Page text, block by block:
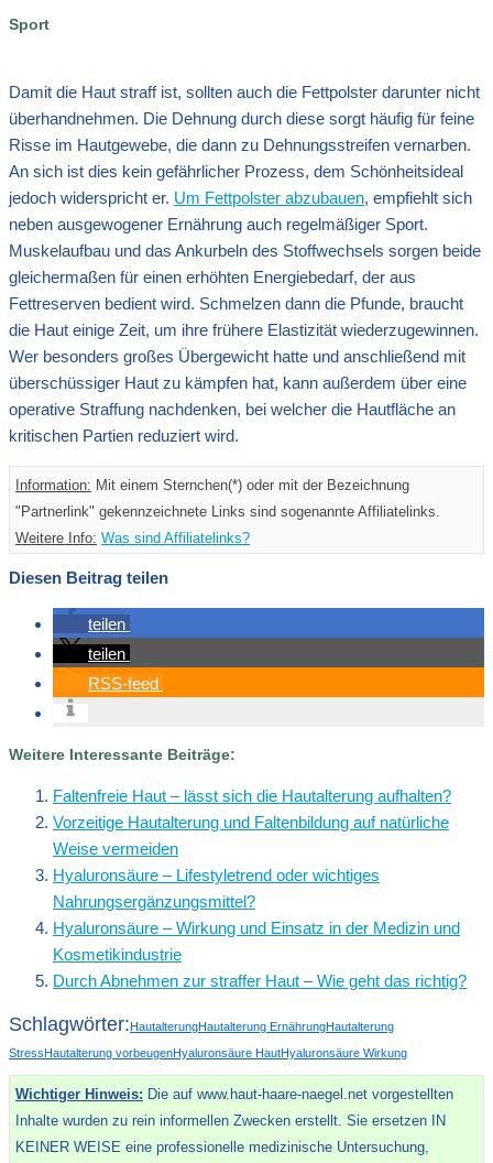
Sport
Damit die Haut straff ist, sollten auch die Fettpolster darunter nicht
überhandnehmen. Die Dehnung durch diese sorgt häufig für feine
Risse im Hautgewebe, die dann zu Dehnungsstreifen vernarben.
An sich ist dies kein gefährlicher Prozess, dem Schönheitsideal
jedoch widerspricht er. Um Fettpolster abzubauen, empfiehlt sich
neben ausgewogener Ernährung auch regelmäßiger Sport.
Muskelaufbau und das Ankurbeln des Stoffwechsels sorgen beide
gleichermaßen für einen erhöhten Energiebedarf, der aus
Fettreserven bedient wird. Schmelzen dann die Pfunde, braucht
die Haut einige Zeit, um ihre frühere Elastizität wiederzugewinnen.
Wer besonders großes Übergewicht hatte und anschließend mit
überschüssiger Haut zu kämpfen hat, kann außerdem über eine
operative Straffung nachdenken, bei welcher die Hautfläche an
kritischen Partien reduziert wird.
Information: Mit einem Sternchen(*) oder mit der Bezeichnung
"Partnerlink" gekennzeichnete Links sind sogenannte Affiliatelinks.
Weitere Info: Was sind Affiliatelinks?
Diesen Beitrag teilen
teilen
teilen
RSS-feed
Weitere Interessante Beiträge:
Faltenfreie Haut – lässt sich die Hautalterung aufhalten?
Vorzeitige Hautalterung und Faltenbildung auf natürliche
Weise vermeiden
Hyaluronsäure – Lifestyletrend oder wichtiges
Nahrungsergänzungsmittel?
Hyaluronsäure – Wirkung und Einsatz in der Medizin und
Kosmetikindustrie
Durch Abnehmen zur straffer Haut – Wie geht das richtig?
Schlagwörter:HautalterungHautalterung ErnährungHautalterung
StressHautalterung vorbeugenHyaluronsäure HautHyaluronsäure Wirkung
Wichtiger Hinweis: Die auf www.haut-haare-naegel.net vorgestellten
Inhalte wurden zu rein informellen Zwecken erstellt. Sie ersetzen IN
KEINER WEISE eine professionelle medizinische Untersuchung,